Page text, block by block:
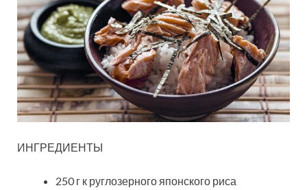
ИНГРЕДИЕНТЫ
250 г к руглозерного японского риса